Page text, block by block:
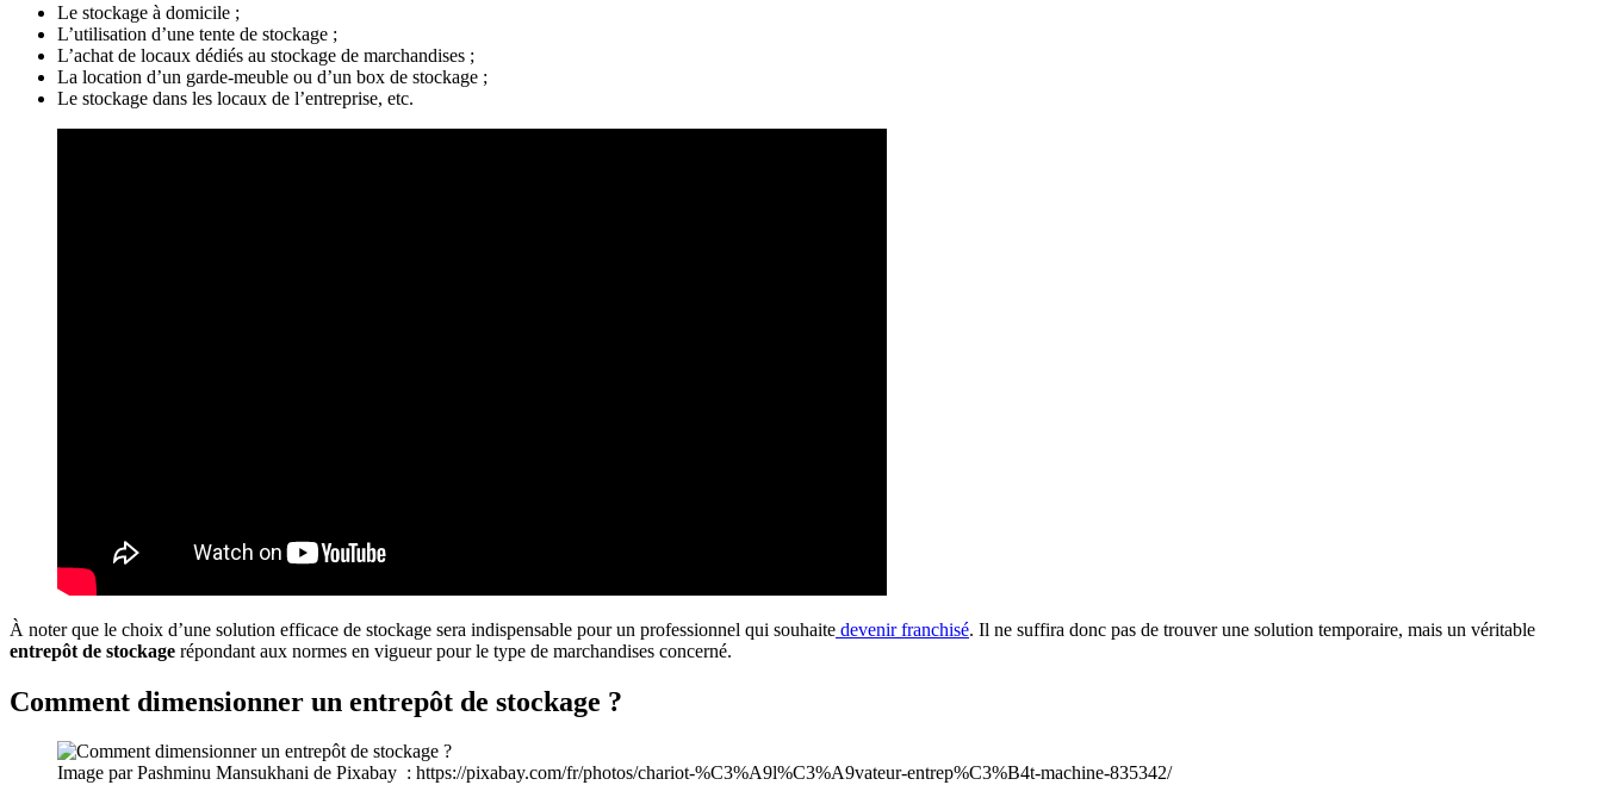
Le stockage à domicile ;
L’utilisation d’une tente de stockage ;
L’achat de locaux dédiés au stockage de marchandises ;
La location d’un garde-meuble ou d’un box de stockage ;
Le stockage dans les locaux de l’entreprise, etc.
À noter que le choix d’une solution efficace de stockage sera indispensable pour un professionnel qui souhaite devenir franchisé. Il ne suffira donc pas de trouver une solution temporaire, mais un véritable
entrepôt de stockage répondant aux normes en vigueur pour le type de marchandises concerné.
Comment dimensionner un entrepôt de stockage ?
Image par Pashminu Mansukhani de Pixabay : https://pixabay.com/fr/photos/chariot-%C3%A9l%C3%A9vateur-entrep%C3%B4t-machine-835342/